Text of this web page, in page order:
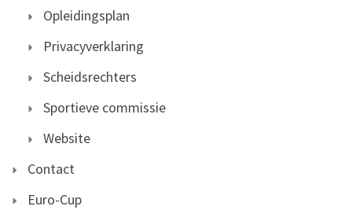
Opleidingsplan
Privacyverklaring
Scheidsrechters
Sportieve commissie
Website
Contact
Euro-Cup